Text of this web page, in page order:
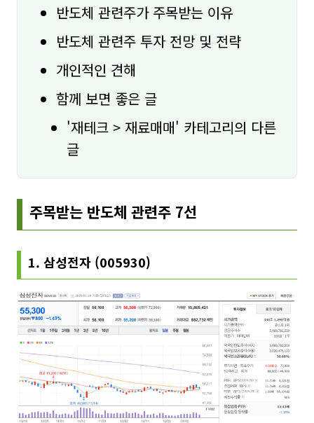
반도체 관련주가 주목받는 이유
반도체 관련주 투자 전망 및 전략
개인적인 견해
함께 보면 좋은 글
'재테크 > 재료매매' 카테고리의 다른
글
주목받는 반도체 관련주 7선
1. 삼성전자 (005930)